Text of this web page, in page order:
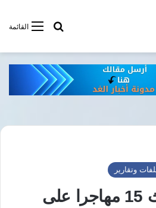
القائمةأبحت فى
وتقارير
العثور على جثث 15 مهاجرا على